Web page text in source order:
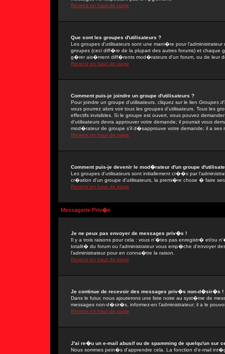
Revenir en haut de page
Que sont les groupes d'utilisateurs ?
Les groupes d'utilisateurs sont une mani�re pour
groupes (ceci diff�re de la plupart des autres forums) et
g�rer ais�ment diff�rents mod�rateurs d'un forum, ou de leur
Revenir en haut de page
Comment puis-je joindre un groupe d'utilisateurs ?
Pour joindre un groupe d'utilisateurs, cliquez sur le lien Groupes
vous pourrez alors voir tous les groupes d'utilisateurs. Tous les
effectifs invisibles. Si le groupe est ouvert, vous pouvez
d'utilisateurs devra approuver votre demande; il pourrait vous
mod�rateur de groupe s'il d�sapprouve votre demande; il a ses
Revenir en haut de page
Comment puis-je devenir le mod�rateur d'un groupe
Les groupes d'utilisateurs sont initiallement cr��s par
cr�ation d'un groupe d'utilisateurs, la premi�re chose � faire
Revenir en haut de page
Messagerie Priv�e
Je ne peux pas envoyer de messages priv�s !
Il y a trois raisons pour cela : vous n'�tes pas enregistr� et/ou
totalit� du forum ou l'administrateur vous emp�che d'envoyer
l'administrateur pour en conna�tre la raison.
Revenir en haut de page
Je continue de recevoir des messages priv�s non-d�sir�s !
Dans le futur, nous ajouterons une liste noire au syst�me de
messages non-d�sir�s, informez-en l'administrateur; il a le
Revenir en haut de page
J'ai re�u un e-mail abusif ou de spamming de quelqu'un sur
Nous sommes pein�s d'apprendre cela. La fonction d'e-mail